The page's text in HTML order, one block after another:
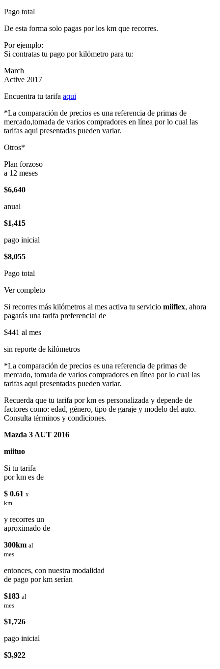
Pago total
De esta forma solo pagas por los km que recorres.
Por ejemplo:
Si contratas tu pago por kilómetro para tu:
March
Active 2017
Encuentra tu tarifa aqui
*La comparación de precios es una referencia de primas de
mercado,tomada de varios compradores en línea por lo cual las
tarifas aqui presentadas pueden variar.
Otros*
Plan forzoso
a 12 meses
$6,640
anual
$1,415
pago inicial
$8,055
Pago total
Ver completo
Si recorres más kilómetros al mes activa tu servicio miiflex, ahora
pagarás una tarifa preferencial de
$441 al mes
sin reporte de kilómetros
*La comparación de precios es una referencia de primas de
mercado, tomada de varios compradores en línea por lo cual las
tarifas aqui presentadas pueden variar.
Recuerda que tu tarifa por km es personalizada y depende de
factores como: edad, género, tipo de garaje y modelo del auto.
Consulta términos y condiciones.
Mazda 3 AUT 2016
miituo
Si tu tarifa
por km es de
$ 0.61 x
km
y recorres un
aproximado de
300km al
mes
entonces, con nuestra modalidad
de pago por km serían
$183 al
mes
$1,726
pago inicial
$3,922